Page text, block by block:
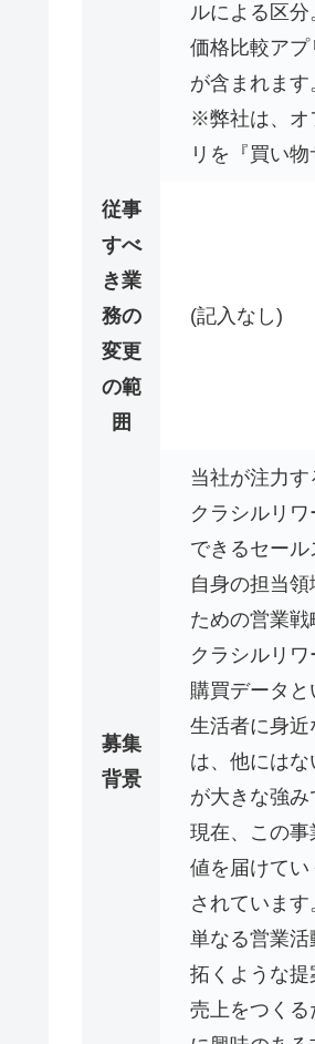
ルによる区分
価格比較ア
が含まれます
※弊社は、オ
リを『買い
従事
すべ
き業
務の
変更
の範
囲
(記入なし)
募集
背景
当社が注力す
クラシルリ
できるセール
自身の担当
ための営業戦
クラシルリ
購買データと
生活者に身
は、他には
が大きな強み
現在、この
値を届けて
されています
単なる営業
拓くような提
売上をつく